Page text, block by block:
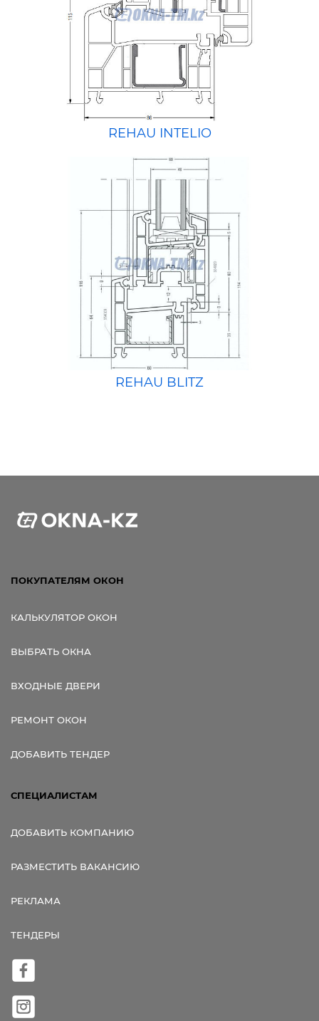
REHAU INTELIO
REHAU BLITZ
ПОКУПАТЕЛЯМ ОКОН
КАЛЬКУЛЯТОР ОКОН
ВЫБРАТЬ ОКНА
ВХОДНЫЕ ДВЕРИ
РЕМОНТ ОКОН
ДОБАВИТЬ ТЕНДЕР
СПЕЦИАЛИСТАМ
ДОБАВИТЬ КОМПАНИЮ
РАЗМЕСТИТЬ ВАКАНСИЮ
РЕКЛАМА
ТЕНДЕРЫ